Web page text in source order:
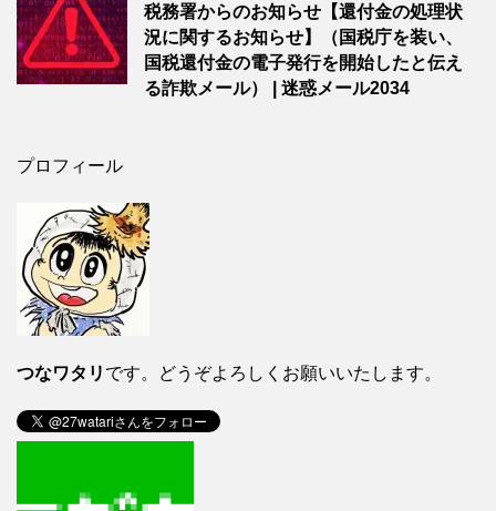
税務署からのお知らせ【還付金の処理状
況に関するお知らせ】（国税庁を装い、
国税還付金の電子発行を開始したと伝え
る詐欺メール） | 迷惑メール2034
プロフィール
つなワタリ です。どうぞよろしくお願いいたします。